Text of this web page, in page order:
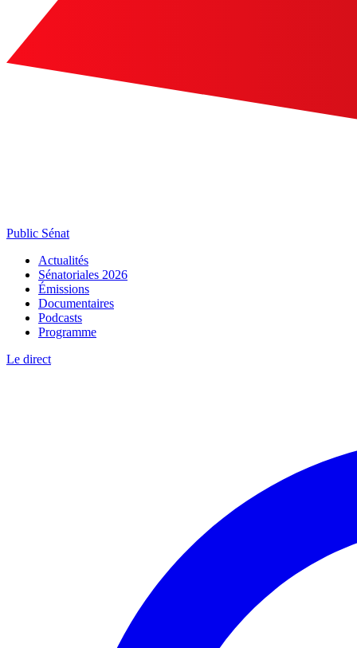
Public Sénat
Actualités
Sénatoriales 2026
Émissions
Documentaires
Podcasts
Programme
Le direct